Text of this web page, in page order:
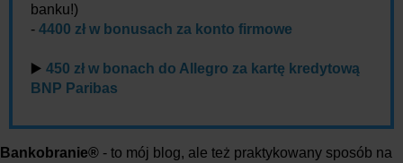
banku!)
- 4400 zł w bonusach za konto firmowe
▶️ 450 zł w bonach do Allegro za kartę kredytową
BNP Paribas
Bankobranie® - to mój blog, ale też praktykowany sposób na